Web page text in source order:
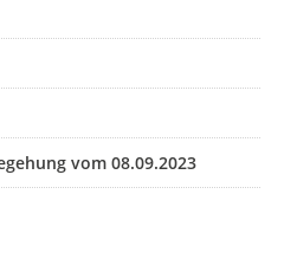
vom 08.09.2023